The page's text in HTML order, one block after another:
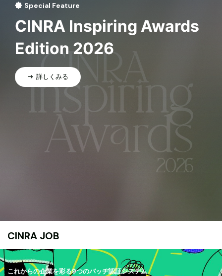
Special Feature
CINRA Inspiring Awards
Edition 2026
詳しくみる
CINRA JOB
これからの企業を彩る9つのバッヂ認証システム